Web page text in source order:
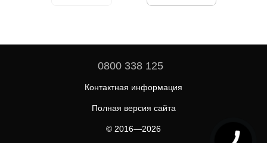
0800 338 125
Контактная информация
Полная версия сайта
© 2016—2026